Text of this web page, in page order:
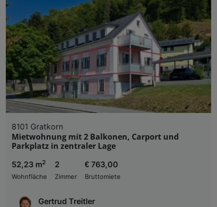
8101 Gratkorn
Mietwohnung mit 2 Balkonen, Carport und
Parkplatz in zentraler Lage
52,23 m2
Wohnfläche
2
Zimmer
€ 763,00
Bruttomiete
Gertrud Treitler